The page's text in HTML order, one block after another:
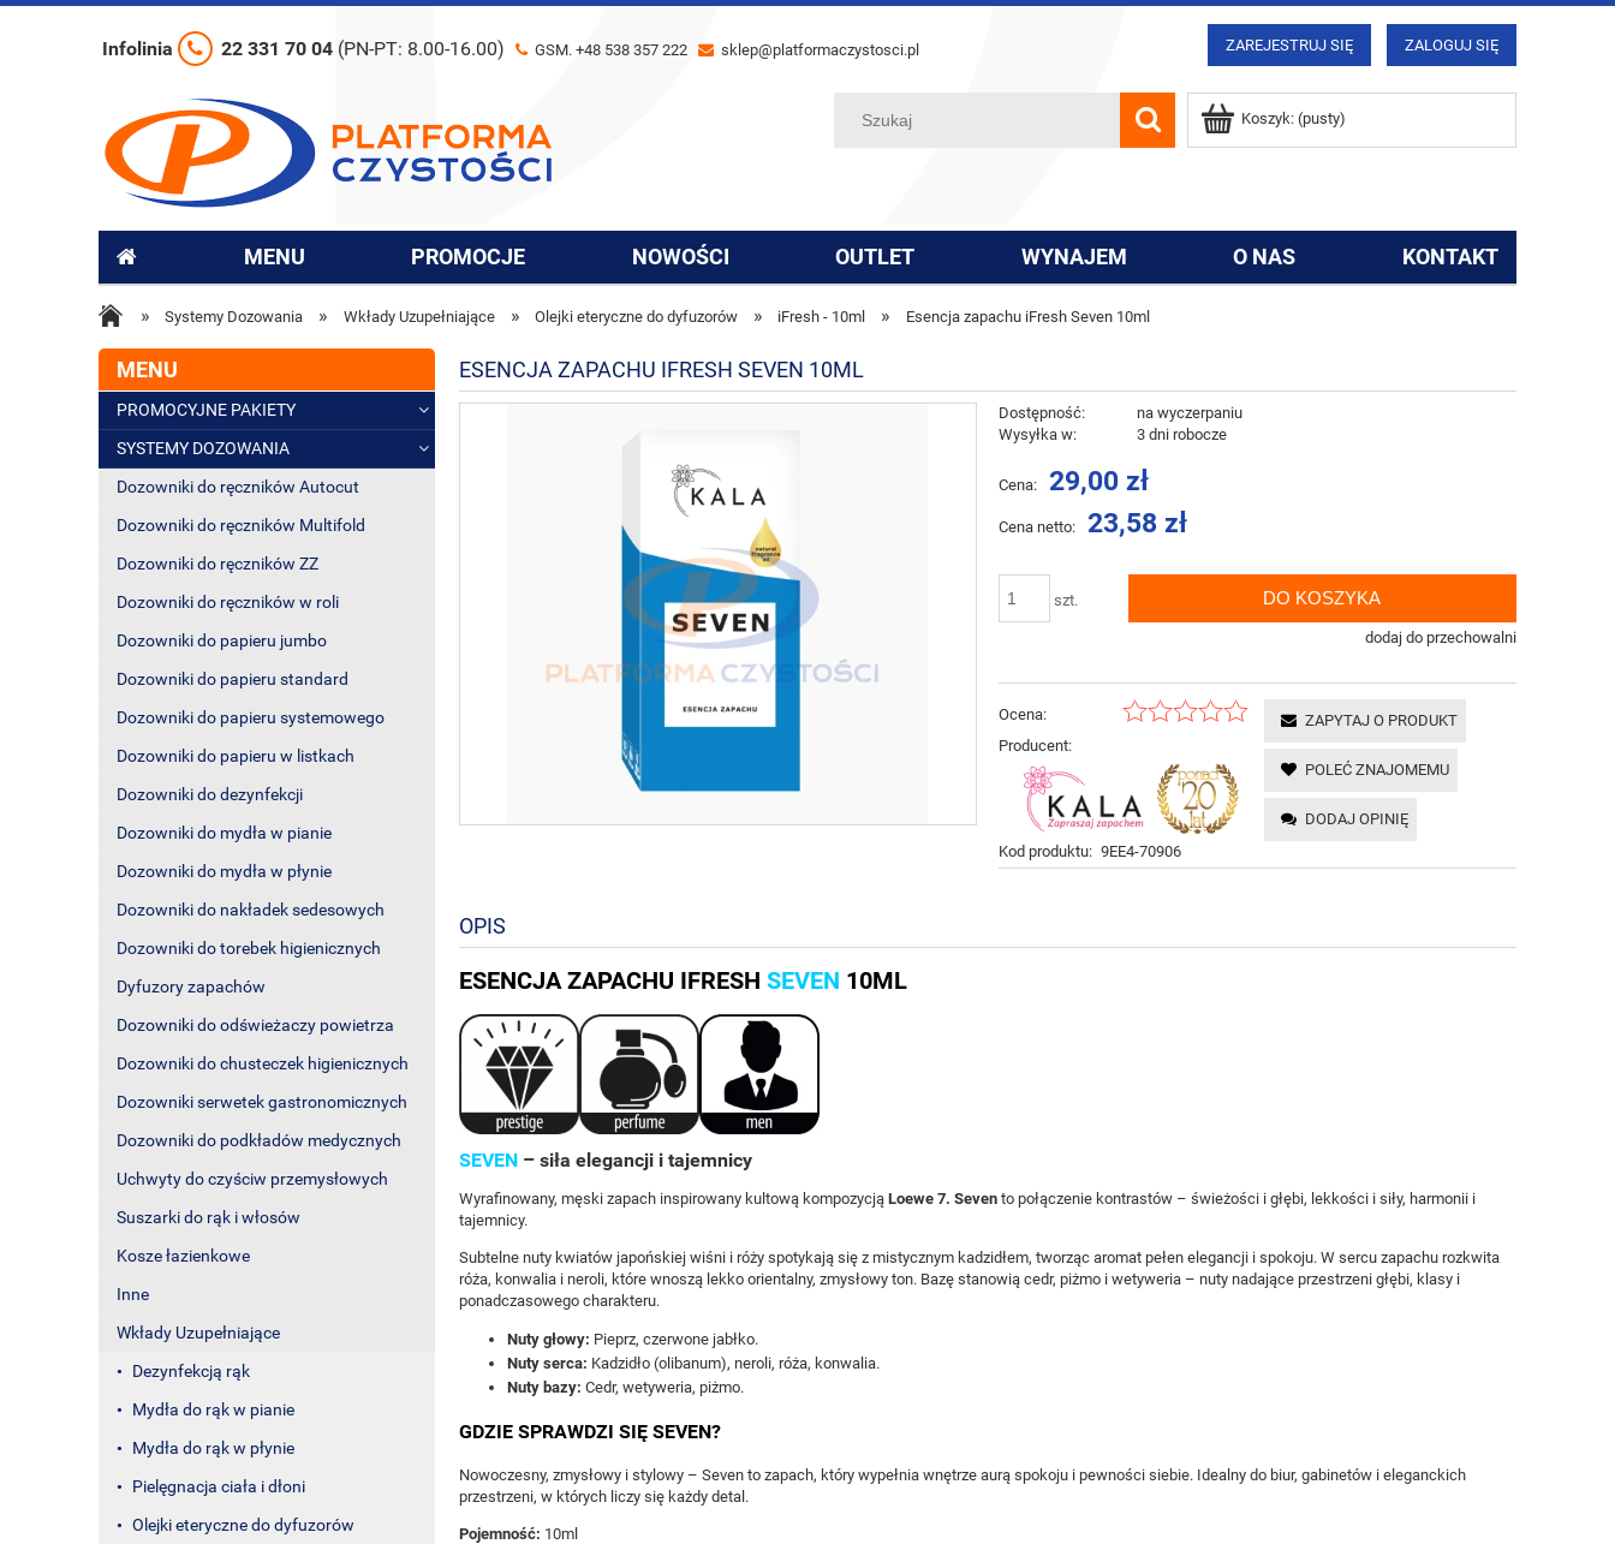
Infolinia 22 331 70 04 (PN-PT: 8.00-16.00) GSM. +48 538 357 222 sklep@platformaczystosci.pl ZAREJESTRUJ SIĘ ZALOGUJ SIĘ
Koszyk: (pusty)
MENU PROMOCJE NOWOŚCI OUTLET WYNAJEM O NAS KONTAKT
» Systemy Dozowania » Wkłady Uzupełniające » Olejki eteryczne do dyfuzorów » iFresh - 10ml » Esencja zapachu iFresh Seven 10ml
MENU
PROMOCYJNE PAKIETY
SYSTEMY DOZOWANIA
Dozowniki do ręczników Autocut
Dozowniki do ręczników Multifold
Dozowniki do ręczników ZZ
Dozowniki do ręczników w roli
Dozowniki do papieru jumbo
Dozowniki do papieru standard
Dozowniki do papieru systemowego
Dozowniki do papieru w listkach
Dozowniki do dezynfekcji
Dozowniki do mydła w pianie
Dozowniki do mydła w płynie
Dozowniki do nakładek sedesowych
Dozowniki do torebek higienicznych
Dyfuzory zapachów
Dozowniki do odświeżaczy powietrza
Dozowniki do chusteczek higienicznych
Dozowniki serwetek gastronomicznych
Dozowniki do podkładów medycznych
Uchwyty do czyściw przemysłowych
Suszarki do rąk i włosów
Kosze łazienkowe
Inne
Wkłady Uzupełniające
Dezynfekcją rąk
Mydła do rąk w pianie
Mydła do rąk w płynie
Pielęgnacja ciała i dłoni
Olejki eteryczne do dyfuzorów
ESENCJA ZAPACHU IFRESH SEVEN 10ML
Dostępność:
na wyczerpaniu
Wysyłka w:
3 dni robocze
Cena: 29,00 zł
Cena netto: 23,58 zł
szt. DO KOSZYKA
dodaj do przechowalni
Ocena:
Producent:
Kod produktu: 9EE4-70906
ZAPYTAJ O PRODUKT
POLEĆ ZNAJOMEMU
DODAJ OPINIĘ
OPIS
ESENCJA ZAPACHU IFRESH SEVEN 10ML
SEVEN – siła elegancji i tajemnicy
Wyrafinowany, męski zapach inspirowany kultową kompozycją Loewe 7. Seven to połączenie kontrastów – świeżości i głębi, lekkości i siły, harmonii i
tajemnicy.
Subtelne nuty kwiatów japońskiej wiśni i róży spotykają się z mistycznym kadzidłem, tworząc aromat pełen elegancji i spokoju. W sercu zapachu rozkwita
róża, konwalia i neroli, które wnoszą lekko orientalny, zmysłowy ton. Bazę stanowią cedr, piżmo i wetyweria – nuty nadające przestrzeni głębi, klasy i
ponadczasowego charakteru.
Nuty głowy: Pieprz, czerwone jabłko.
Nuty serca: Kadzidło (olibanum), neroli, róża, konwalia.
Nuty bazy: Cedr, wetyweria, piżmo.
GDZIE SPRAWDZI SIĘ SEVEN?
Nowoczesny, zmysłowy i stylowy – Seven to zapach, który wypełnia wnętrze aurą spokoju i pewności siebie. Idealny do biur, gabinetów i eleganckich
przestrzeni, w których liczy się każdy detal.
Pojemność: 10ml